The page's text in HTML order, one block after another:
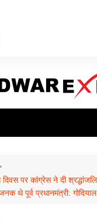
दिवस पर कांग्रेस ने दी
थे पूर्व प्रधानमंत्री: गोदियाल